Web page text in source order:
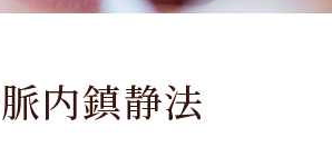
内鎮静法